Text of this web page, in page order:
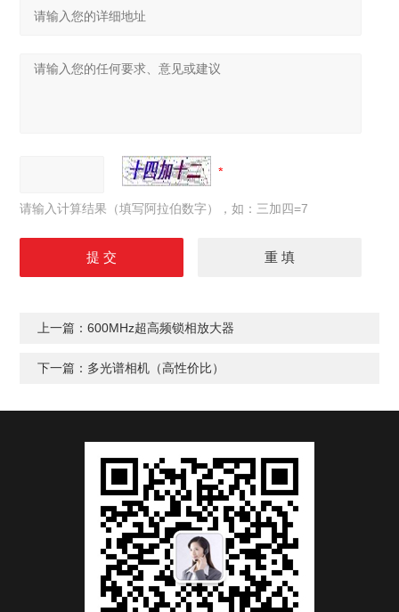
请输入计算结果（填写阿拉伯数字），如：三加四=7
上一篇：600MHz超高频锁相放大器
下一篇： 多光谱相机（高性价比）